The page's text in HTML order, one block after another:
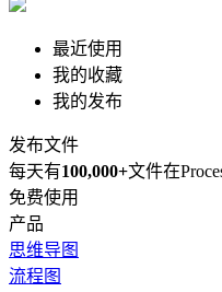
最近使用
我的收藏
我的发布
发布文件
每天有100,000+文件在
免费使用
产品
思维导图
流程图